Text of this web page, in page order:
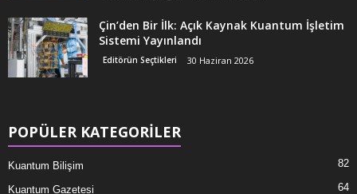
Çin’den Bir İlk: Açık Kaynak Kuantum İşletim
Sistemi Yayınlandı
Editörün Seçtikleri 30 Haziran 2026
POPÜLER KATEGORİLER
Kuantum Bilişim 82
Kuantum Gazetesi 64